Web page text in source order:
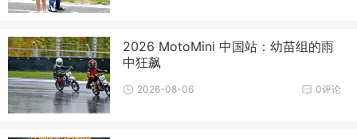
2026 MotoMini 中国站：幼苗组的雨
中狂飙
0评论
2026-08-06